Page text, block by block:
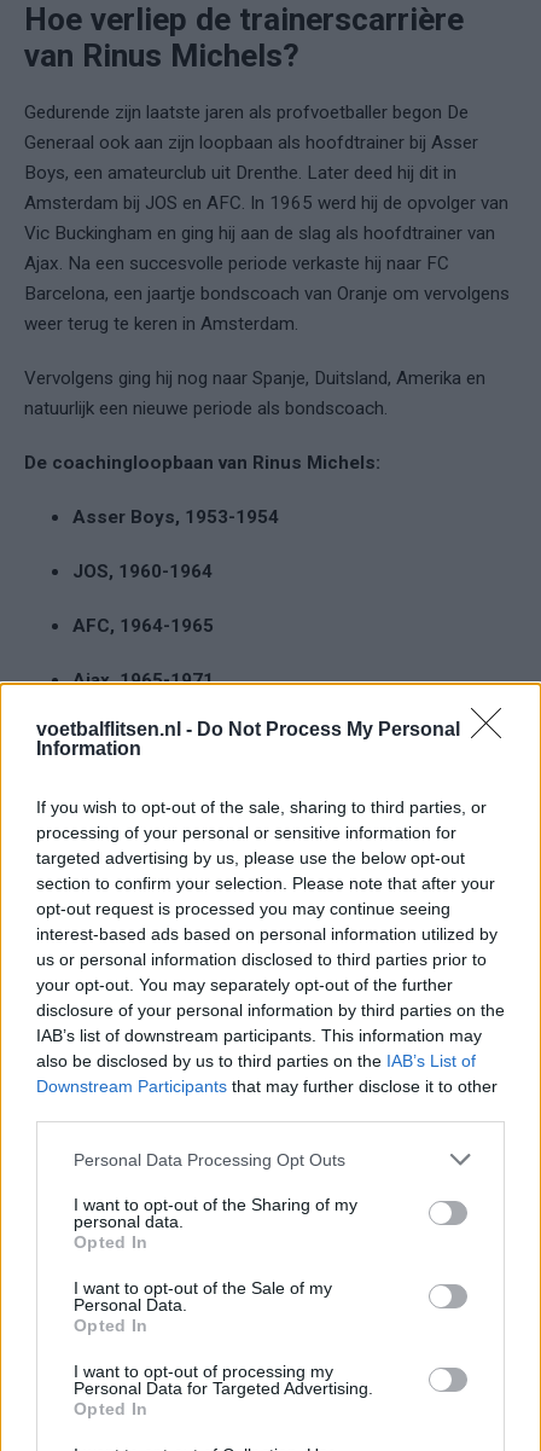
voetbalflitsen.nl - Do Not Process My Personal
Information
If you wish to opt-out of the sale, sharing to third parties, or
processing of your personal or sensitive information for
targeted advertising by us, please use the below opt-out
section to confirm your selection. Please note that after your
opt-out request is processed you may continue seeing
interest-based ads based on personal information utilized by
us or personal information disclosed to third parties prior to
your opt-out. You may separately opt-out of the further
disclosure of your personal information by third parties on the
IAB’s list of downstream participants. This information may
also be disclosed by us to third parties on the IAB’s List of
Downstream Participants that may further disclose it to other
Personal Data Processing Opt Outs
I want to opt-out of the Sharing of my
personal data.
Opted In
I want to opt-out of the Sale of my
Personal Data.
Opted In
I want to opt-out of processing my
Personal Data for Targeted Advertising.
Opted In
Hoe verliep de trainerscarrière
van Rinus Michels?
Gedurende zijn laatste jaren als profvoetballer begon De
Generaal ook aan zijn loopbaan als hoofdtrainer bij Asser
Boys, een amateurclub uit Drenthe. Later deed hij dit in
Amsterdam bij JOS en AFC. In 1965 werd hij de opvolger van
Vic Buckingham en ging hij aan de slag als hoofdtrainer van
Ajax. Na een succesvolle periode verkaste hij naar FC
Barcelona, een jaartje bondscoach van Oranje om vervolgens
weer terug te keren in Amsterdam.
Vervolgens ging hij nog naar Spanje, Duitsland, Amerika en
natuurlijk een nieuwe periode als bondscoach.
De coachingloopbaan van Rinus Michels:
Asser Boys, 1953-1954
JOS, 1960-1964
AFC, 1964-1965
Ajax, 1965-1971
FC Barcelona, 1971-1975 en 1976-1978
Los Angeles Aztecs, 1978-1980
1. FC Köln, 1980-1983
Bayer Leverkusen, 1988-1989
De prijzenkast van Rinus Michels als coach:
Nederlandse beker, 3X
Landstitel Nederland, 4X
Bekerwinnaar Spanje, 1X
EK met Nederland, 1988
Welke rol had Rinus Michels in het
Nederlands elftal?
In totaal werd Michels vier keer aangesteld als bondscoach
van het Nederlands elftal en in die rol verkreeg hij aanzien in
binnen- en buitenland. Tijdens zijn eerste termijn als
hoofdverantwoordelijke van het land bereikte hij de finale op